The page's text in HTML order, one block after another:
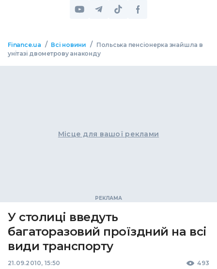
Finance.ua / Всі новини /
Польська пенсіонерка знайшла в
унітазі двометрову анаконду
Місце для вашої реклами
У столиці введуть
багаторазовий проїздний на всі
види транспорту
21.09.2010, 15:50 493